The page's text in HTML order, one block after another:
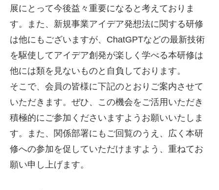
展にとって今後益々重要になると考えておりま
す。また、新規事業アイデア発想法に関する研修
は他にもございますが、ChatGPTなどの最新技術
を駆使してアイデア創発が楽しく学べる本研修は
他には類を見ないものと自負しております。
そこで、会員の皆様に下記のとおりご案内させて
いただきます。ぜひ、この機会をご活用いただき
積極的にご参加くださいますようお願いいたしま
す。また、関係部署にもご回覧のうえ、広く本研
修への参加を促していただけますよう、重ねてお
願い申し上げます。